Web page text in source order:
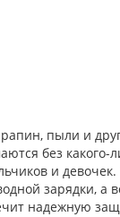
пыли и
без какого-
и
зарядки, а
надежную